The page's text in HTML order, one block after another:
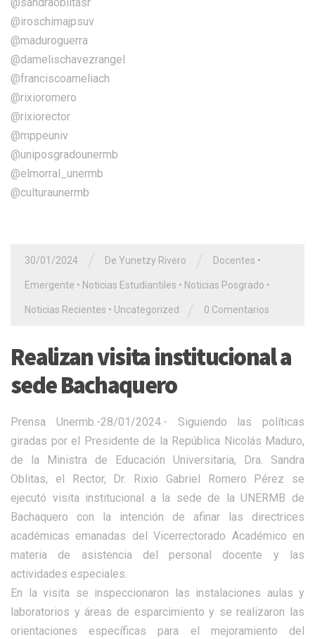
@iroschimajpsuv
@maduroguerra
@damelischavezrangel
@franciscoameliach
@rixioromero
@rixiorector
@mppeuniv
@uniposgradounermb
@elmorral_unermb
@culturaunermb
30/01/2024 De Yunetzy Rivero Docentes •
Emergente • Noticias Estudiantiles • Noticias Posgrado •
Noticias Recientes • Uncategorized 0 Comentarios
Realizan visita institucional a
sede Bachaquero
Prensa Unermb.-28/01/2024.- Siguiendo las políticas
giradas por el Presidente de la República Nicolás Maduro,
de la Ministra de Educación Universitaria, Dra. Sandra
Oblitas, el Rector, Dr. Rixio Gabriel Romero Pérez se
ejecutó visita institucional a la sede de la UNERMB de
Bachaquero con la intención de afinar las directrices
académicas emanadas del Vicerrectorado Académico en
materia de asistencia del personal docente y las
actividades especiales.
En la visita se inspeccionaron las instalaciones aulas y
laboratorios y áreas de esparcimiento y se realizaron las
orientaciones específicas para el mejoramiento del